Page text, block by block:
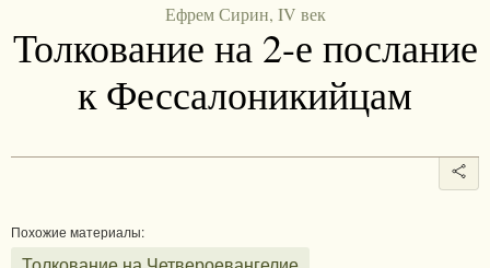
Ефрем Сирин, IV век
Толкование на 2-е послание
к Фессалоникийцам
Похожие материалы: